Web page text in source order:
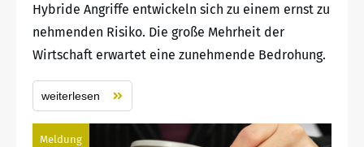
Hybride Angriffe entwickeln sich zu einem ernst zu
nehmenden Risiko. Die große Mehrheit der
Wirtschaft erwartet eine zunehmende Bedrohung.
weiterlesen
Meldung